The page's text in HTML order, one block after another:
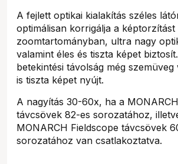
A fejlett optikai kialakítás széles
optimálisan korrigálja a képtorzítást
zoomtartományban, ultra nagy
valamint éles és tiszta képet
betekintési távolság még szemüveg
is tiszta képet nyújt.
A nagyítás 30-60x, ha a
távcsövek 82-es sorozatához,
MONARCH Fieldscope távcsövek
sorozatához van csatlakoztatva.